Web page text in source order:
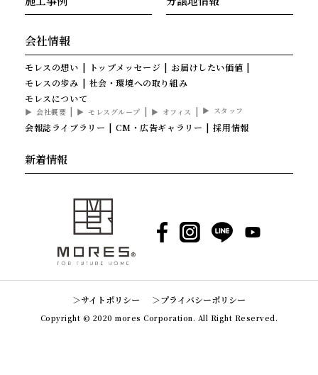
会社情報
モレスの想い トップメッセージ
お届けしたい価値
モレスの歩み
社会・環境への取り組み
モレスについて
会社概要 モレスグループ オフィス スタッフ
会報誌ライブラリー CM・広告ギャラリー 採用情報
新着情報
Facebook
Instagram
LINE YouTube
サイトポリシー プライバシーポリシー
Copyright © 2020 mores Corporation. All Right Reserved.